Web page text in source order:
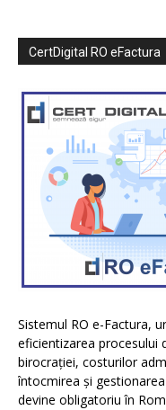
CertDigital RO eFactura
Sistemul RO e-Factura,
eficientizarea procesului
birocrației, costurilor
întocmirea și
devine obligatoriu în